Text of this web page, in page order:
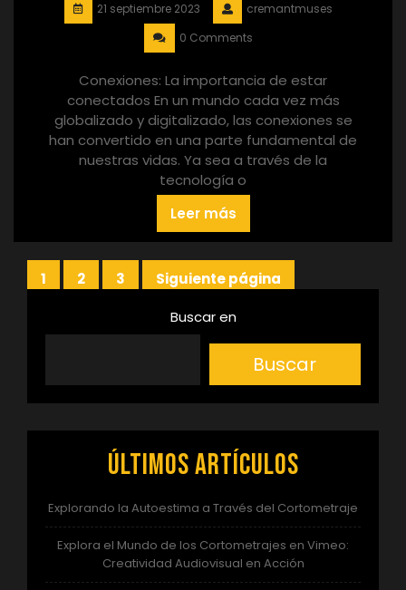
21 septiembre 2023
cremantmuses
0 Comments
Conexiones: La importancia de estar
conectados En un mundo cada vez más
globalizado y digitalizado, las conexiones se
han convertido en una parte fundamental de
nuestras vidas. Ya sea a través de la
tecnología o
Leer más
Paginación
Página
1 Página
2 Página
3
Siguiente página
Buscar en
Buscar
Últimos artículos
Explorando la Autoestima a Través del Cortometraje
Explora el Mundo de los Cortometrajes en Vimeo:
Creatividad Audiovisual en Acción